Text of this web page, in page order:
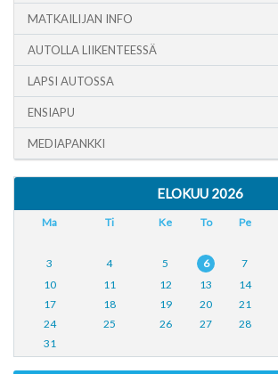
MATKAILIJAN INFO
AUTOLLA LIIKENTEESSÄ
LAPSI AUTOSSA
ENSIAPU
MEDIAPANKKI
ELOKUU 2026
Ma Ti Ke To Pe
3
4 5 6 7
10
11 12 13 14
17
18 19 20 21
24
25 26 27 28
31